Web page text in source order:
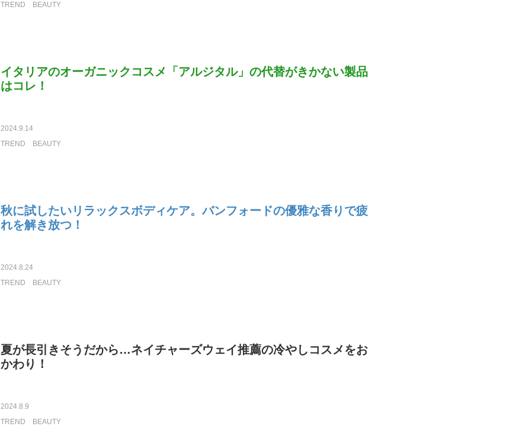
TREND
BEAUTY
イタリアのオーガニックコスメ「アルジタル」の代替がきかない製品
はコレ！
2024.9.14
TREND
BEAUTY
秋に試したいリラックスボディケア。バンフォードの優雅な香りで疲
れを解き放つ！
2024.8.24
TREND
BEAUTY
夏が長引きそうだから…ネイチャーズウェイ推薦の冷やしコスメをお
かわり！
2024.8.9
TREND
BEAUTY